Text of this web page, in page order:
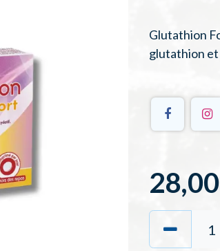
Glutathion
glutathion et
28,00